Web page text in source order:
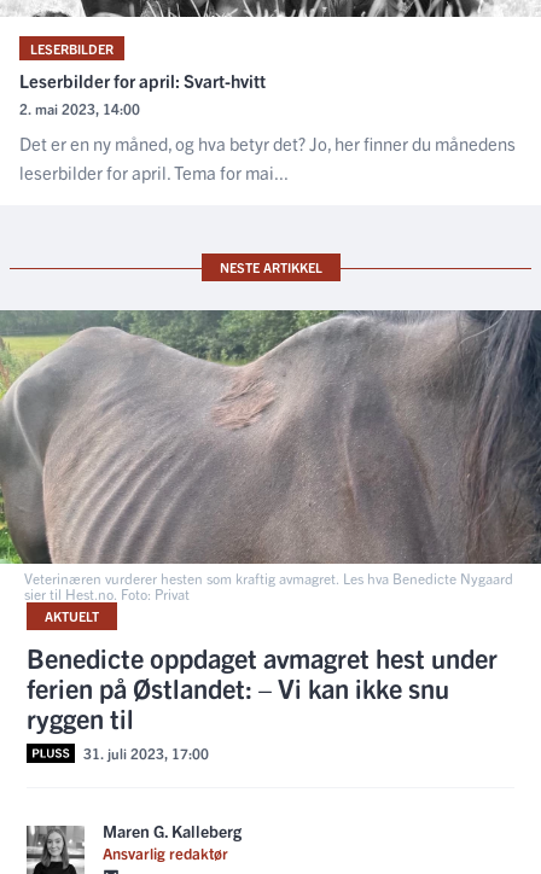
LESERBILDER
Leserbilder for april: Svart-hvitt
2. mai 2023, 14:00
Det er en ny måned, og hva betyr det? Jo, her finner du månedens
leserbilder for april. Tema for mai...
NESTE ARTIKKEL
Veterinæren vurderer hesten som kraftig avmagret. Les hva Benedicte Nygaard
sier til Hest.no. Foto: Privat
AKTUELT
Benedicte oppdaget avmagret hest under
ferien på Østlandet: – Vi kan ikke snu
ryggen til
31. juli 2023, 17:00
Maren G. Kalleberg
Ansvarlig redaktør